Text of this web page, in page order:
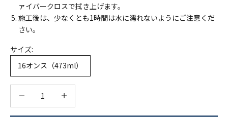
ァイバークロスで拭き上げます。
施工後は、少なくとも1時間は水に濡れないようにご注意くだ
さい。
サイズ:
16オンス（473ml）